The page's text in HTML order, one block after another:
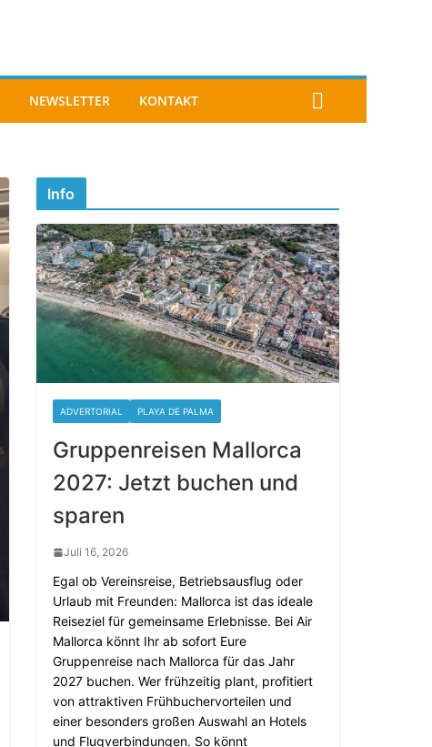
NEWSLETTER KONTAKT
Info
ADVERTORIAL PLAYA DE PALMA
Gruppenreisen Mallorca
2027: Jetzt buchen und
sparen
Juli 16, 2026
Egal ob Vereinsreise, Betriebsausflug oder
Urlaub mit Freunden: Mallorca ist das ideale
Reiseziel für gemeinsame Erlebnisse. Bei Air
Mallorca könnt Ihr ab sofort Eure
Gruppenreise nach Mallorca für das Jahr
2027 buchen. Wer frühzeitig plant, profitiert
von attraktiven Frühbuchervorteilen und
einer besonders großen Auswahl an Hotels
und Flugverbindungen. So könnt